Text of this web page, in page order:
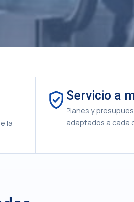
la
Servicio a
Planes y
adaptados a cada